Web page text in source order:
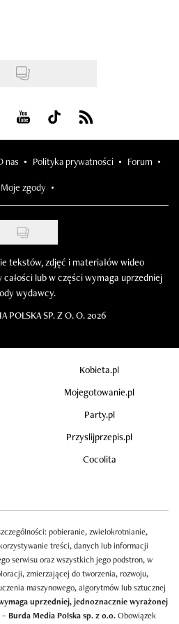
us on Instagram
Visit us on Youtube
Visit us on Tiktok
Visit us on Rss
nas Polityka prywatności Forum
Moje zgody
tekstów, zdjęć i materiałów wideo
lub w części wymaga uprzedniej
wydawcy.
POLSKA SP. Z O. O. 2026
Kobieta.pl
Mojegotowanie.pl
Party.pl
Przyslijprzepis.pl
Cocolita
pobieranie, zwielokrotnianie,
treści, danych lub informacji
serwisu oraz wszystkich jego podstron, w
zmierzającej do tworzenia, rozwoju,
maszynowego, algorytmów lub sztucznej
uprzedniej, jednoznacznie wyrażonej
Burda Media Polska sp. z o.o.Obowiązek